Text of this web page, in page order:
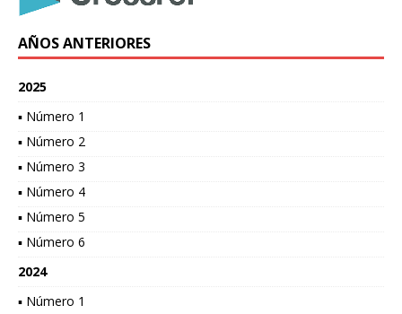
AÑOS ANTERIORES
2025
▪ Número 1
▪ Número 2
▪ Número 3
▪ Número 4
▪ Número 5
▪ Número 6
2024
▪ Número 1